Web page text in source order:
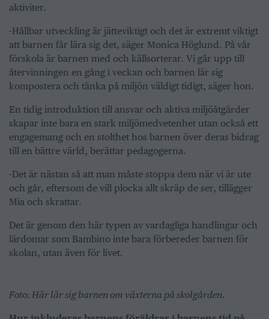
aktiviter.
-Hållbar utveckling är jätteviktigt och det är extremt viktigt
att barnen får lära sig det, säger Monica Höglund. På vår
förskola är barnen med och källsorterar. Vi går upp till
återvinningen en gång i veckan och barnen lär sig
kompostera och tänka på miljön väldigt tidigt, säger hon.
En tidig introduktion till ansvar och aktiva miljöåtgärder
skapar inte bara en stark miljömedvetenhet utan också ett
engagemang och en stolthet hos barnen över deras bidrag
till en bättre värld, berättar pedagogerna.
-Det är nästan så att man måste stoppa dem när vi är ute
och går, eftersom de vill plocka allt skräp de ser, tillägger
Mia och skrattar.
Det är genom den här typen av vardagliga handlingar och
lärdomar som Bambino inte bara förbereder barnen för
skolan, utan även för livet.
Foto: Här lär sig barnen om växterna på skolgården.